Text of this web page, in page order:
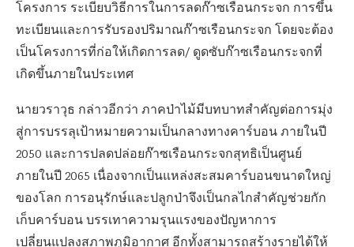
โครงการ ระเบียบวิธีการในการลดก๊าซเรือนกระจก การขึ้น
ทะเบียนและการรับรองปริมาณก๊าซเรือนกระจก โดยจะต้อง
เป็นโครงการที่ก่อให้เกิดการลด/ ดูดซับก๊าซเรือนกระจกที่
เกิดขึ้นภายในประเทศ
นายวราวุธ กล่าวอีกว่า ภาคป่าไม้มีบทบาทสำคัญต่อการมุ่ง
สู่การบรรลุเป้าหมายความเป็นกลางทางคาร์บอน ภายในปี
2050 และการปลดปล่อยก๊าซเรือนกระจกสุทธิเป็นศูนย์
ภายในปี 2065 เนื่องจากเป็นแหล่งสะสมคาร์บอนขนาดใหญ่
ของโลก การอนุรักษ์และปลูกป่าจึงเป็นกลไกสำคัญช่วยกัก
เก็บคาร์บอน บรรเทาความรุนแรงของปัญหาการ